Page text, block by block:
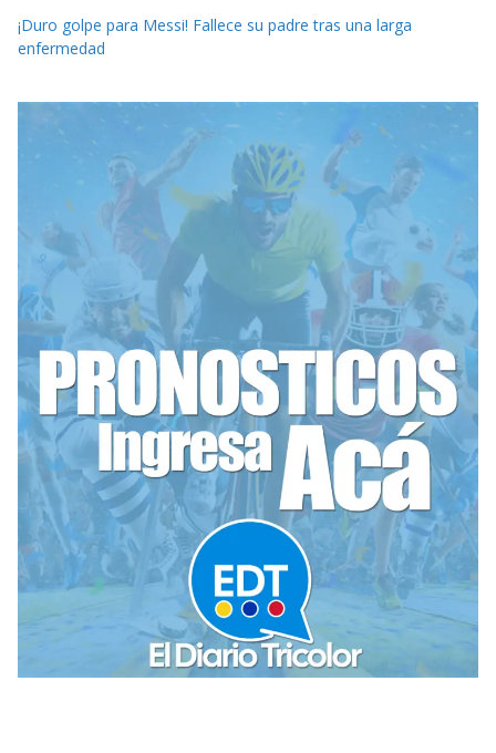
¡Duro golpe para Messi! Fallece su padre tras una larga
enfermedad